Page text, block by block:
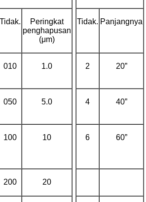
Tidak.
Peringkat
penghapusan
(μm)
Tidak. Panjangnya
010 1.0 2 20”
050 5.0 4 40”
100 10 6 60”
200 20